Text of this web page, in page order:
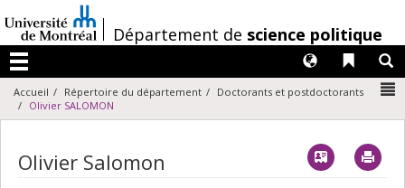
au
contenu
/Département de science politique
Menu
Liens
Langues
Accueil Répertoire du département
Doctorants et postdoctorants
Olivier SALOMON
Olivier Salomon Vcard